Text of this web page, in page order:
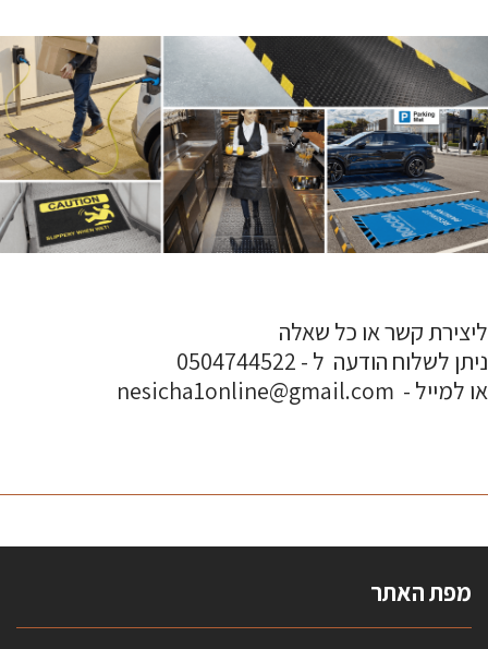
ליצירת קשר או כל שאלה
ניתן לשלוח הודעה ל - 0504744522
או למייל - nesicha1online@gmail.com
מפת האתר